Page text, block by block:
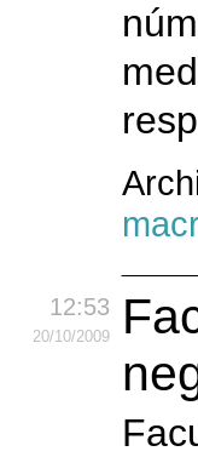
12:53
20/10/2009